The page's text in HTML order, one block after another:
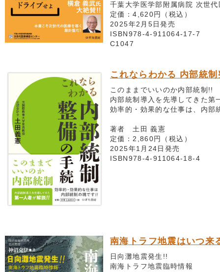
千葉大学医学部附属病院 次世
定価：4,620円（税込）
2025年2月5日発売
ISBN978-4-911064-17-7
C1047
これならわかる 内部統
このままでいいのか内部統制!!
内部統制導入を先導してきた第
効率的・効果的な仕事は、内部
著者 土田 義憲
定価：2,860円（税込）
2025年1月24日発売
ISBN978-4-911064-18-4
南海トラフ地震はいつ来
日向灘地震発生!!
南海トラフ地震臨時情報